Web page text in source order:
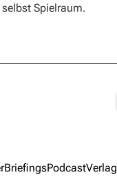
Spielraum.
BriefingsPodcastVerlag